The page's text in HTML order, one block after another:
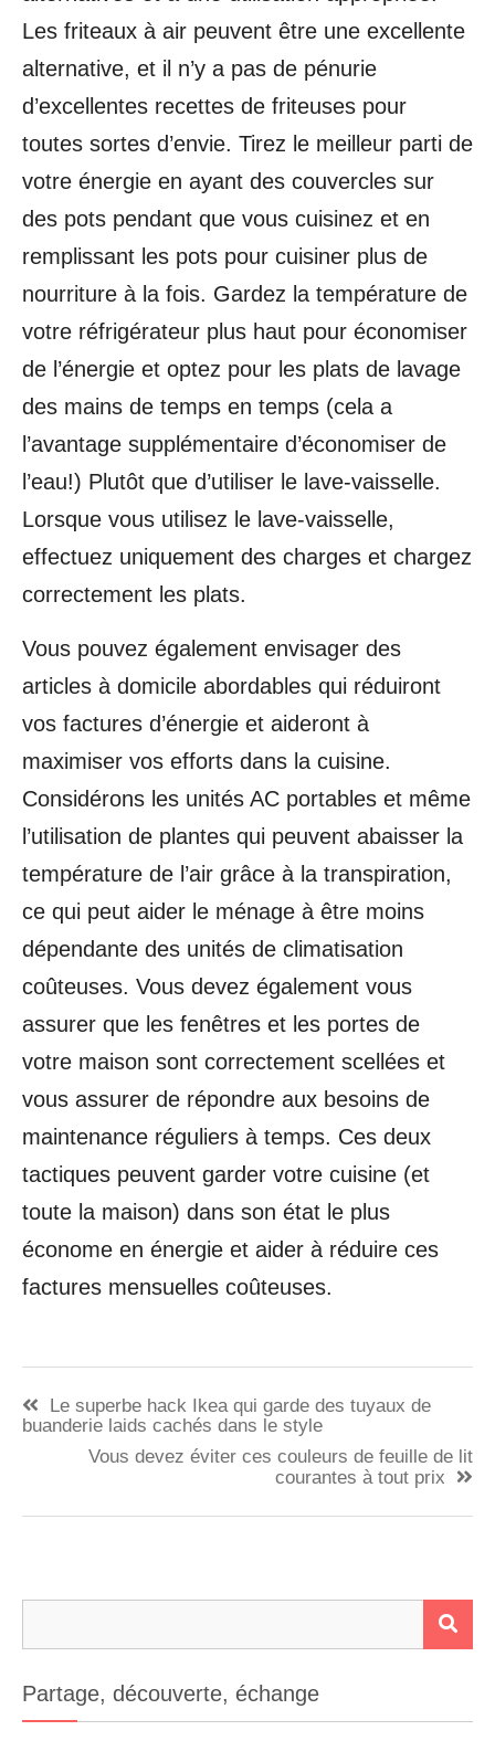
Les friteaux à air peuvent être une excellente
alternative, et il n’y a pas de pénurie
d’excellentes recettes de friteuses pour
toutes sortes d’envie. Tirez le meilleur parti de
votre énergie en ayant des couvercles sur
des pots pendant que vous cuisinez et en
remplissant les pots pour cuisiner plus de
nourriture à la fois. Gardez la température de
votre réfrigérateur plus haut pour économiser
de l’énergie et optez pour les plats de lavage
des mains de temps en temps (cela a
l’avantage supplémentaire d’économiser de
l’eau!) Plutôt que d’utiliser le lave-vaisselle.
Lorsque vous utilisez le lave-vaisselle,
effectuez uniquement des charges et chargez
correctement les plats.
Vous pouvez également envisager des
articles à domicile abordables qui réduiront
vos factures d’énergie et aideront à
maximiser vos efforts dans la cuisine.
Considérons les unités AC portables et même
l’utilisation de plantes qui peuvent abaisser la
température de l’air grâce à la transpiration,
ce qui peut aider le ménage à être moins
dépendante des unités de climatisation
coûteuses. Vous devez également vous
assurer que les fenêtres et les portes de
votre maison sont correctement scellées et
vous assurer de répondre aux besoins de
maintenance réguliers à temps. Ces deux
tactiques peuvent garder votre cuisine (et
toute la maison) dans son état le plus
économe en énergie et aider à réduire ces
factures mensuelles coûteuses.
de
l’article
Le superbe hack Ikea qui garde des tuyaux de
buanderie laids cachés dans le style
Vous devez éviter ces couleurs de feuille de lit
courantes à tout prix
Partage, découverte, échange